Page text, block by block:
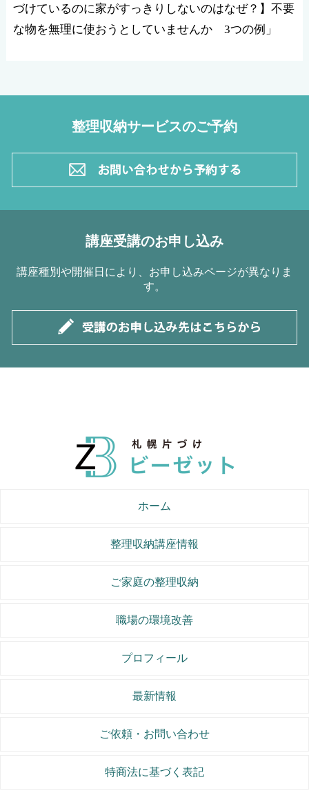
づけているのに家がすっきりしないのはなぜ？】不要
な物を無理に使おうとしていませんか 3つの例」
整理収納サービスのご予約
講座受講のお申し込み
講座種別や開催日により、お申し込みページが異なりま
す。
ホーム
整理収納講座情報
ご家庭の整理収納
職場の環境改善
プロフィール
最新情報
ご依頼・お問い合わせ
特商法に基づく表記